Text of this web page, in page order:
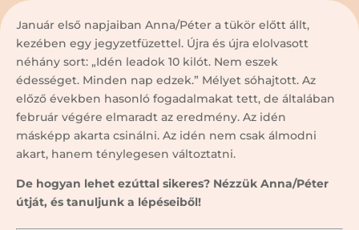
Január első napjaiban Anna/Péter a tükör előtt állt,
kezében egy jegyzetfüzettel. Újra és újra elolvasott
néhány sort: „Idén leadok 10 kilót. Nem eszek
édességet. Minden nap edzek.” Mélyet sóhajtott. Az
előző években hasonló fogadalmakat tett, de általában
február végére elmaradt az eredmény. Az idén
másképp akarta csinálni. Az idén nem csak álmodni
akart, hanem ténylegesen változtatni.
De hogyan lehet ezúttal sikeres? Nézzük Anna/Péter
útját, és tanuljunk a lépéseiből!